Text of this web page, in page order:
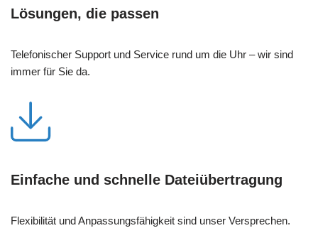
Lösungen, die passen
Telefonischer Support und Service rund um die Uhr – wir sind
immer für Sie da.
Einfache und schnelle Dateiübertragung
Flexibilität und Anpassungsfähigkeit sind unser Versprechen.